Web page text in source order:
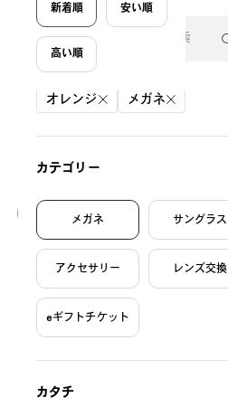
6 件
絞り込み条件
オレンジ メガネ
カテゴリー
メガネ サングラス
アクセサリー レンズ交換
eギフトチケット
カタチ
新着順 安い順
高い順
OWNDAYS | ESSENTIAL
LB1018X-4S
¥11,800